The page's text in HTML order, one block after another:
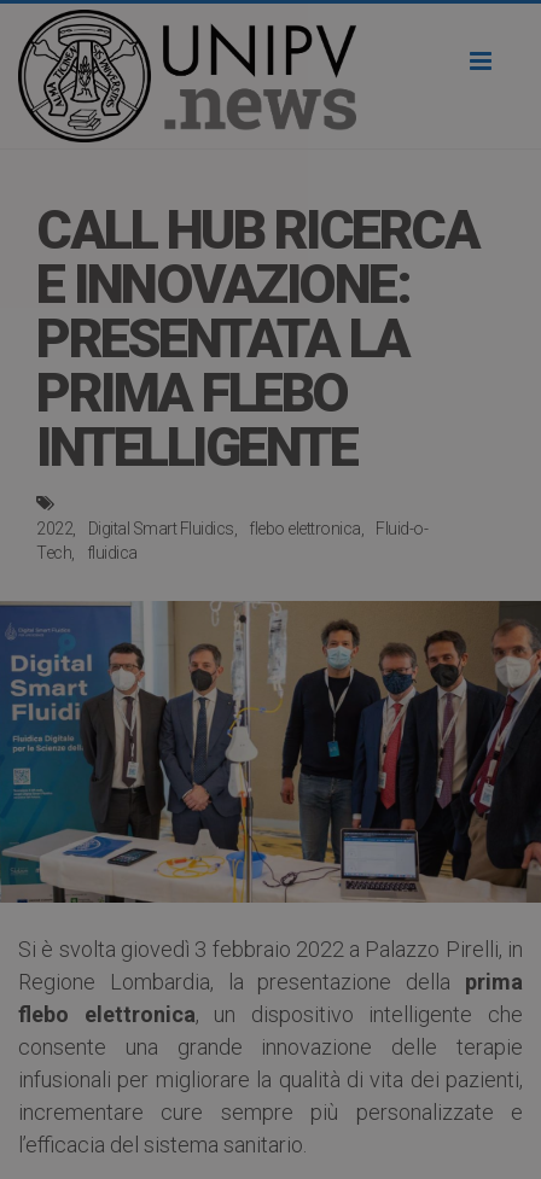
CALL HUB RICERCA
E INNOVAZIONE:
PRESENTATA LA
PRIMA FLEBO
INTELLIGENTE
2022 Digital Smart Fluidics flebo elettronica
Fluid-o-
Tech
fluidica
Si è svolta giovedì 3 febbraio 2022 a Palazzo Pirelli, in
Regione Lombardia, la presentazione della prima
flebo elettronica, un dispositivo intelligente che
consente una grande innovazione delle terapie
infusionali per migliorare la qualità di vita dei pazienti,
incrementare cure sempre più personalizzate e
l’efficacia del sistema sanitario.